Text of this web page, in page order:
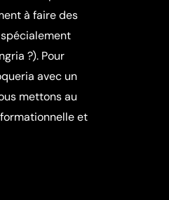
à faire des
?). Pour
avec un
mettons au
et